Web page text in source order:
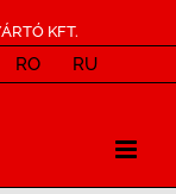
KFT.
RO RU